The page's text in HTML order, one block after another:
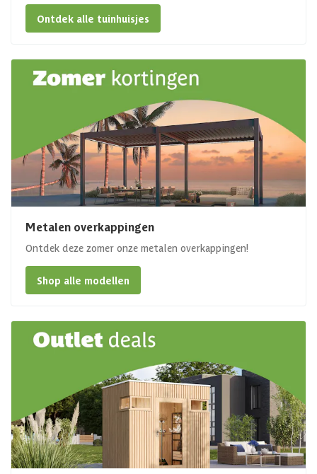
Ontdek alle tuinhuisjes
Metalen overkappingen
Ontdek deze zomer onze metalen overkappingen!
Shop alle modellen